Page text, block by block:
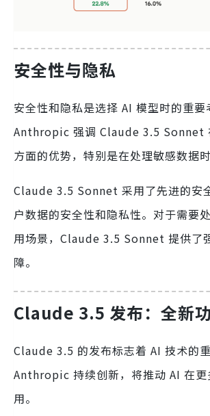
安全性与隐私
安全性和隐私是选择 AI 模型时的重要
Anthropic 强调 Claude 3.5 Sonnet
方面的优势，特别是在处理敏感数据
Claude 3.5 Sonnet 采用了先进的安
户数据的安全性和隐私性。对于需要
用场景，Claude 3.5 Sonnet 提供了
障。
Claude 3.5 发布：全新
Claude 3.5 的发布标志着 AI 技术的重
Anthropic 持续创新，将推动 AI 在更
用。